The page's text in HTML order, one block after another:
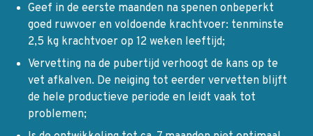
Geef in de eerste maanden na spenen onbeperkt
goed ruwvoer en voldoende krachtvoer: tenminste
2,5 kg krachtvoer op 12 weken leeftijd;
Vervetting na de pubertijd verhoogt de kans op te
vet afkalven. De neiging tot eerder vervetten blijft
de hele productieve periode en leidt vaak tot
problemen;